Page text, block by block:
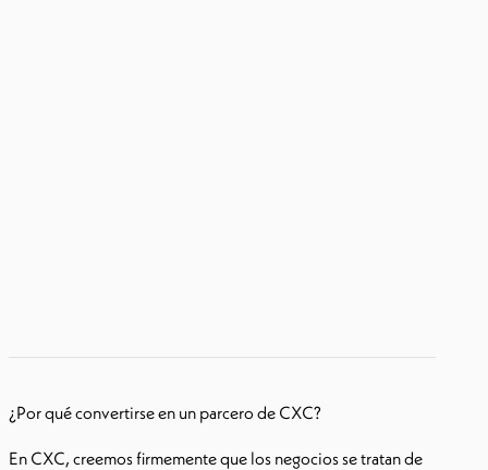
¿Por qué convertirse en un parcero de CXC?
En CXC, creemos firmemente que los negocios se tratan de